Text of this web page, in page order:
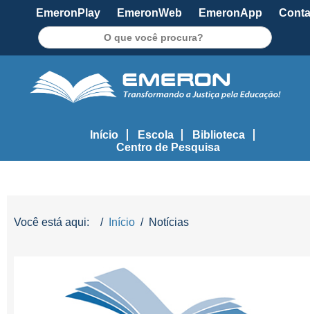
EmeronPlay EmeronWeb EmeronApp
Início Escola
Biblioteca
Centro de Pesquisa
Você está aqui: Início Notícias